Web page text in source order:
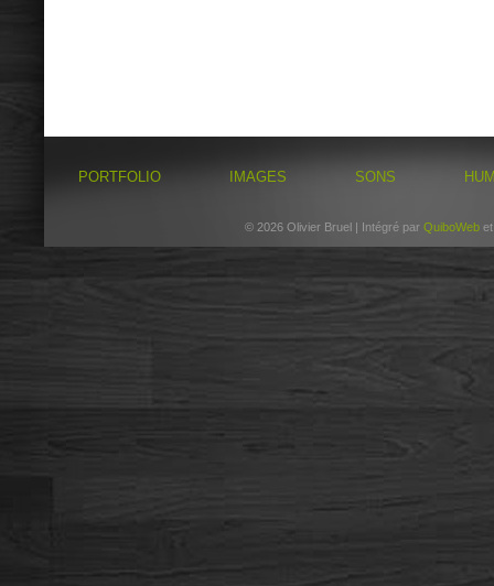
PORTFOLIO IMAGES SONS
© 2026 Olivier Bruel | Intégré par QuiboWeb